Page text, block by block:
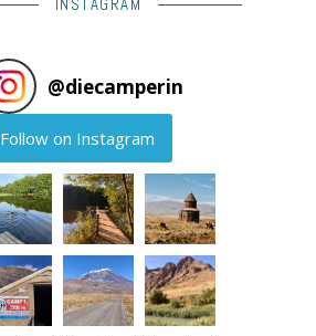
@diecamperin
Follow on Instagram